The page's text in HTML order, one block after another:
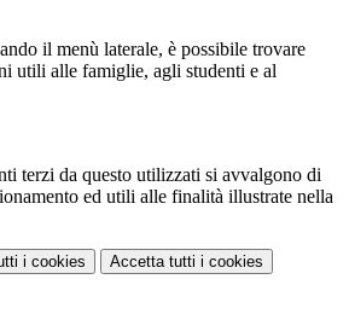
il menù laterale, è possibile trovare
utili alle famiglie, agli studenti e al
terzi da questo utilizzati si avvalgono di
ed utili alle finalità illustrate nella
i cookies Accetta tutti i cookies